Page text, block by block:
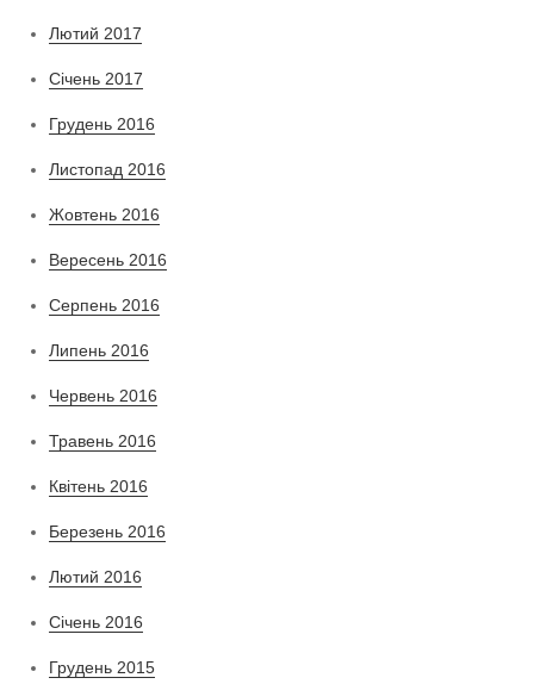
Лютий 2017
Січень 2017
Грудень 2016
Листопад 2016
Жовтень 2016
Вересень 2016
Серпень 2016
Липень 2016
Червень 2016
Травень 2016
Квітень 2016
Березень 2016
Лютий 2016
Січень 2016
Грудень 2015